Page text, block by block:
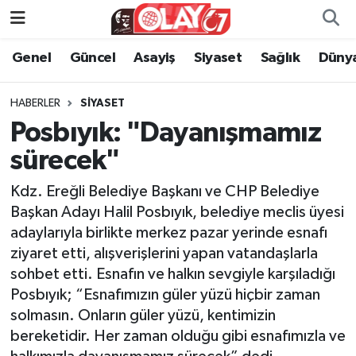
Genel Güncel Asayiş Siyaset Sağlık
HABERLER SIYASET
Posbıyık: "Dayanışmamız
sürecek"
Kdz. Ereğli Belediye Başkanı ve CHP Belediye
Başkan Adayı Halil Posbıyık, belediye meclis üyesi
adaylarıyla birlikte merkez pazar yerinde esnafı
ziyaret etti, alışverişlerini yapan vatandaşlarla
sohbet etti. Esnafın ve halkın sevgiyle karşıladığı
Posbıyık; “Esnafımızın güler yüzü hiçbir zaman
solmasın. Onların güler yüzü, kentimizin
bereketidir. Her zaman olduğu gibi esnafımızla ve
KATEGORİSİZ
ANA SAYFA
Genel
Siyaset
Sağlık
Kültür Sanat
Genel
Güncel
Asayiş
Dünya
Kültür Sanat
Eğitim
Zonguldak Nöbetçi Eczaneler
Zonguldak Hava Durumu
Zonguldak Namaz Vakitleri
Süper Lig Puan Durumu ve Fikstür
Tüm Manşetler
Son Dakika Haberleri
Haber Arşivi